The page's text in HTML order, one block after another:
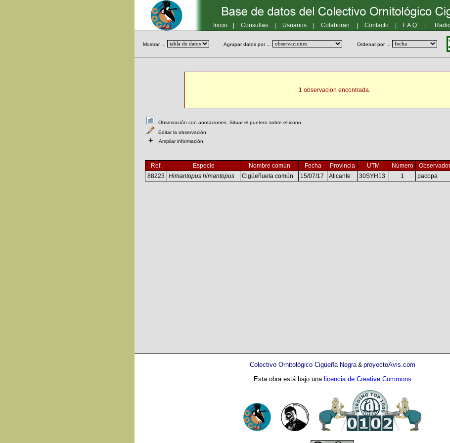
Inicio Consultas Usuarios Colaboran Contacto F.A.Q.
Mostrar ... Agrupar datos por ... Ordenar por ...
1 observacion encontrada.
Observación con anotaciones. Situar el puntero sobre el icono.
Editar la observación.
+ Ampliar información.
Ref. Especie Nombre común Fecha Provincia UTM Número Observador
88223
Himantopus himantopus Cigüeñuela común 15/07/17 Alicante 30SYH13 1 pacopa
Colectivo Ornitológico Cigüeña Negra& proyectoAvis.com
Esta obra está bajo una licencia de Creative Commons